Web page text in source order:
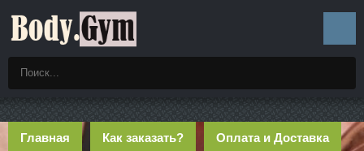
Главная Как заказать? Оплата и Доставка